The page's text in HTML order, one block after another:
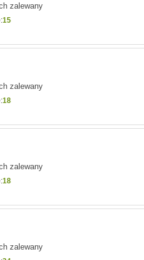
zalewany
15
zalewany
18
zalewany
18
zalewany